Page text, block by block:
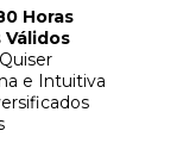
Horas
e Intuitiva